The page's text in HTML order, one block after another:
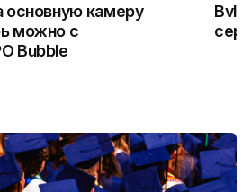
основную камеру
можно с
Bubble